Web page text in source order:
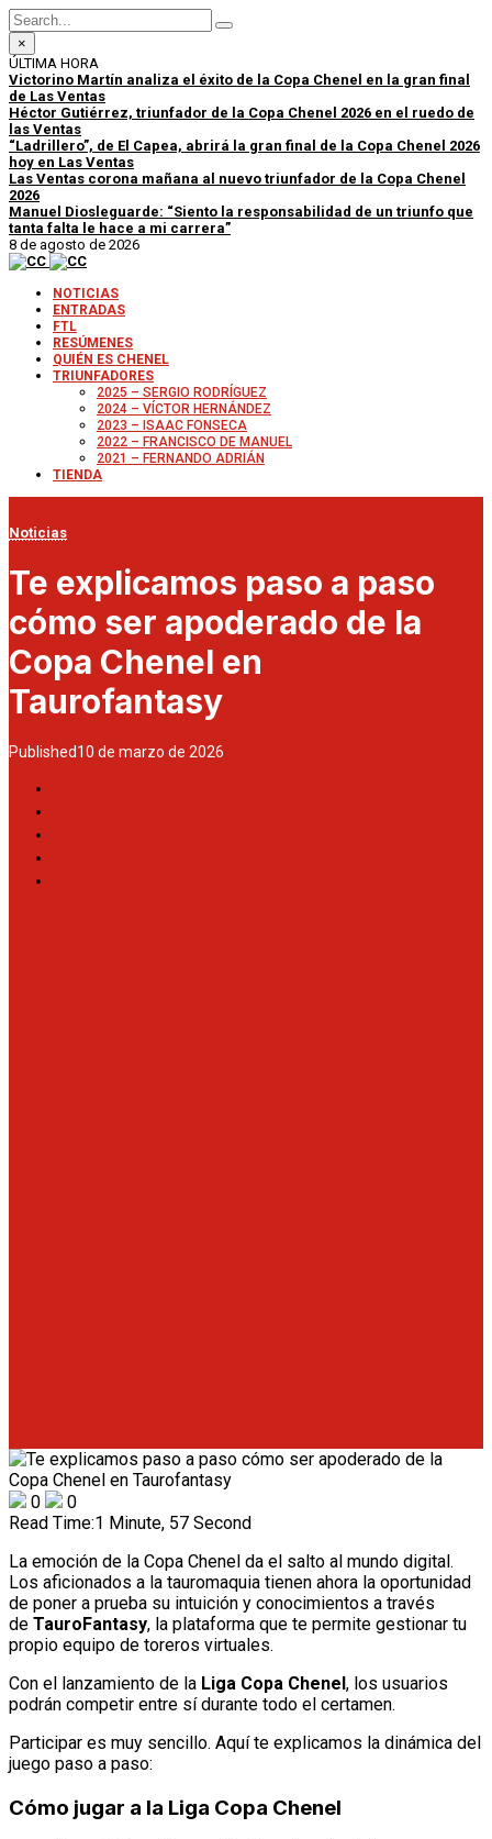
×
ÚLTIMA HORA
Victorino Martín analiza el éxito de la Copa Chenel en la gran final
de Las Ventas
Héctor Gutiérrez, triunfador de la Copa Chenel 2026 en el ruedo de
las Ventas
“Ladrillero”, de El Capea, abrirá la gran final de la Copa Chenel 2026
hoy en Las Ventas
Las Ventas corona mañana al nuevo triunfador de la Copa Chenel
2026
Manuel Diosleguarde: “Siento la responsabilidad de un triunfo que
tanta falta le hace a mi carrera”
8 de agosto de 2026
NOTICIAS
ENTRADAS
FTL
RESÚMENES
QUIÉN ES CHENEL
TRIUNFADORES
2025 – SERGIO RODRÍGUEZ
2024 – VÍCTOR HERNÁNDEZ
2023 – ISAAC FONSECA
2022 – FRANCISCO DE MANUEL
2021 – FERNANDO ADRIÁN
TIENDA
Noticias
Te explicamos paso a paso
cómo ser apoderado de la
Copa Chenel en
Taurofantasy
Published10 de marzo de 2026
0
0
Read Time:1 Minute, 57 Second
La emoción de la Copa Chenel da el salto al mundo digital.
Los aficionados a la tauromaquia tienen ahora la oportunidad
de poner a prueba su intuición y conocimientos a través
de TauroFantasy, la plataforma que te permite gestionar tu
propio equipo de toreros virtuales.
Con el lanzamiento de la Liga Copa Chenel , los usuarios
podrán competir entre sí durante todo el certamen.
Participar es muy sencillo. Aquí te explicamos la dinámica del
juego paso a paso:
Cómo jugar a la Liga Copa Chenel